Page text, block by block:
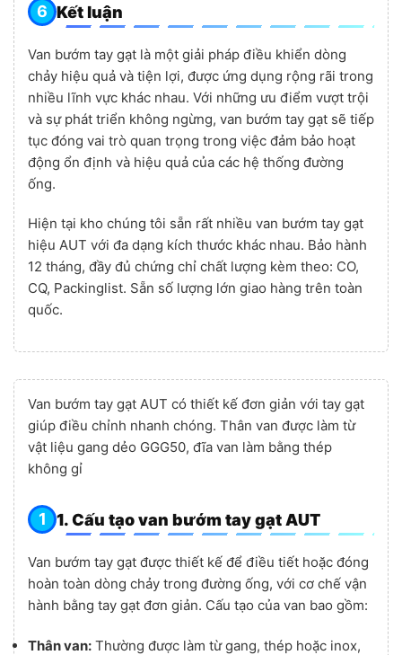
Kết luận
Van bướm tay gạt là một giải pháp điều khiển dòng
chảy hiệu quả và tiện lợi, được ứng dụng rộng rãi trong
nhiều lĩnh vực khác nhau. Với những ưu điểm vượt trội
và sự phát triển không ngừng, van bướm tay gạt sẽ tiếp
tục đóng vai trò quan trọng trong việc đảm bảo hoạt
động ổn định và hiệu quả của các hệ thống đường
ống.
Hiện tại kho chúng tôi sẵn rất nhiều van bướm tay gạt
hiệu AUT với đa dạng kích thước khác nhau. Bảo hành
12 tháng, đầy đủ chứng chỉ chất lượng kèm theo: CO,
CQ, Packinglist. Sẵn số lượng lớn giao hàng trên toàn
quốc.
Van bướm tay gạt AUT có thiết kế đơn giản với tay gạt
giúp điều chỉnh nhanh chóng. Thân van được làm từ
vật liệu gang dẻo GGG50, đĩa van làm bằng thép
không gỉ
1. Cấu tạo van bướm tay gạt AUT
Van bướm tay gạt được thiết kế để điều tiết hoặc đóng
hoàn toàn dòng chảy trong đường ống, với cơ chế vận
hành bằng tay gạt đơn giản. Cấu tạo của van bao gồm:
Thân van: Thường được làm từ gang, thép hoặc inox,